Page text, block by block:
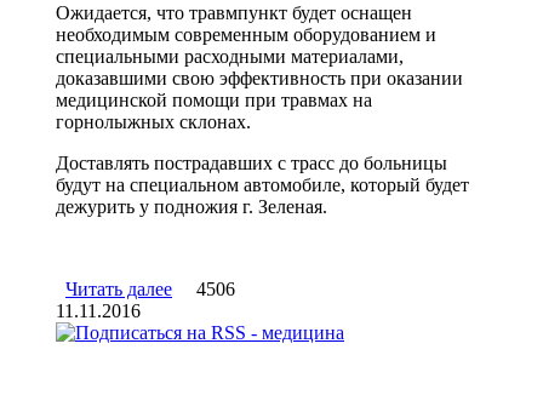
Ожидается, что травмпункт будет оснащен
необходимым современным оборудованием и
специальными расходными материалами,
доказавшими свою эффективность при оказании
медицинской помощи при травмах на
горнолыжных склонах.
Доставлять пострадавших с трасс до больницы
будут на специальном автомобиле, который будет
дежурить у подножия г. Зеленая.
Читать далее о В Шерегеше откроется частный
4506
11.11.2016